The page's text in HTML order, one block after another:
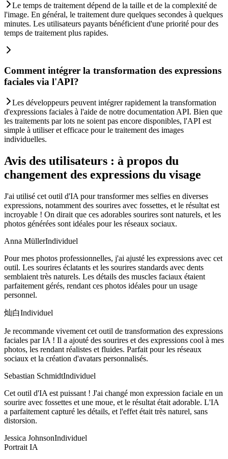
Le temps de traitement dépend de la taille et de la complexité de
l'image. En général, le traitement dure quelques secondes à quelques
minutes. Les utilisateurs payants bénéficient d'une priorité pour des
temps de traitement plus rapides.
Comment intégrer la transformation des expressions
faciales via l'API?
Les développeurs peuvent intégrer rapidement la transformation
d'expressions faciales à l'aide de notre documentation API. Bien que
les traitements par lots ne soient pas encore disponibles, l'API est
simple à utiliser et efficace pour le traitement des images
individuelles.
Avis des utilisateurs : à propos du
changement des expressions du visage
J'ai utilisé cet outil d'IA pour transformer mes selfies en diverses
expressions, notamment des sourires avec fossettes, et le résultat est
incroyable ! On dirait que ces adorables sourires sont naturels, et les
photos générées sont idéales pour les réseaux sociaux.
Anna MüllerIndividuel
Pour mes photos professionnelles, j'ai ajusté les expressions avec cet
outil. Les sourires éclatants et les sourires standards avec dents
semblaient très naturels. Les détails des muscles faciaux étaient
parfaitement gérés, rendant ces photos idéales pour un usage
personnel.
灿白Individuel
Je recommande vivement cet outil de transformation des expressions
faciales par IA ! Il a ajouté des sourires et des expressions cool à mes
photos, les rendant réalistes et fluides. Parfait pour les réseaux
sociaux et la création d'avatars personnalisés.
Sebastian SchmidtIndividuel
Cet outil d'IA est puissant ! J'ai changé mon expression faciale en un
sourire avec fossettes et une moue, et le résultat était adorable. L'IA
a parfaitement capturé les détails, et l'effet était très naturel, sans
distorsion.
Jessica JohnsonIndividuel
Portrait IA